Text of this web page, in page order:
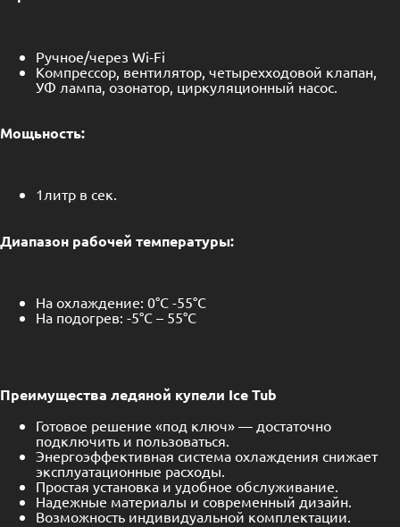
Ручное/через Wi-Fi
Компрессор, вентилятор, четырехходовой клапан,
УФ лампа, озонатор, циркуляционный насос.
Мощьность:
1литр в сек.
Диапазон рабочей температуры:
На охлаждение: 0°C -55°C
На подогрев: -5°C – 55°C
Преимущества ледяной купели Ice Tub
Готовое решение «под ключ» — достаточно
подключить и пользоваться.
Энергоэффективная система охлаждения снижает
эксплуатационные расходы.
Простая установка и удобное обслуживание.
Надежные материалы и современный дизайн.
Возможность индивидуальной комплектации.